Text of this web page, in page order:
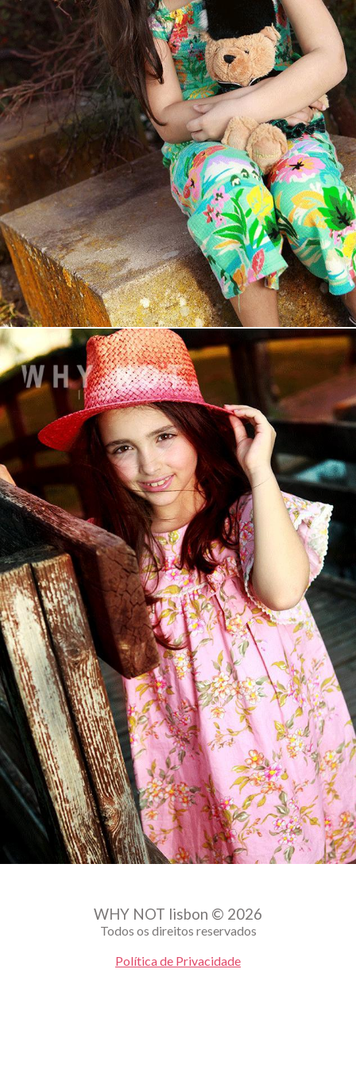
WHY NOT lisbon © 2026
Todos os direitos reservados
Política de Privacidade